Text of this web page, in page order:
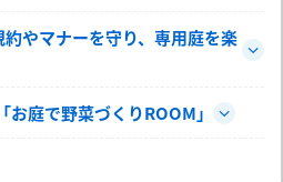
やマナーを守り、専用庭を楽
庭で野菜づくりROOM」